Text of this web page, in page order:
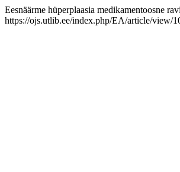
Eesnäärme hüperplaasia medikamentoosne
https://ojs.utlib.ee/index.php/EA/article/view/